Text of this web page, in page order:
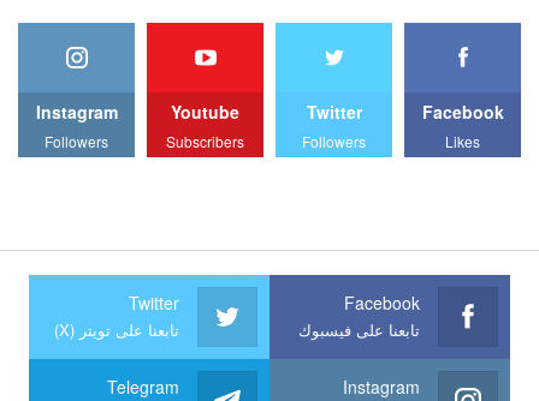
Facebook
Likes
Twitter
Followers
Youtube
Subscribers
Instagram
Followers
Facebook
تابعنا على فيسبوك
Twitter
تابعنا على تويتر (X)
Instagram
Telegram